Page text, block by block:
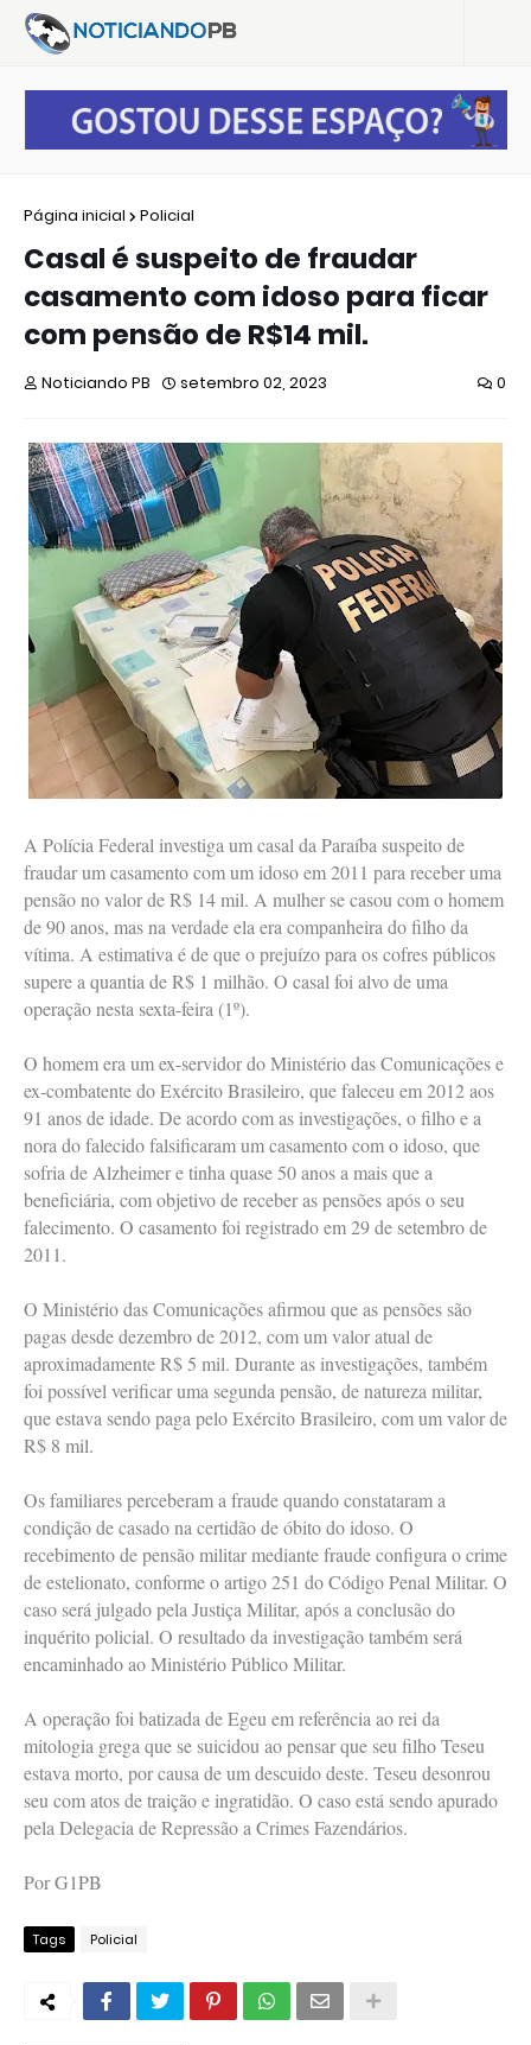
Página inicial Policial
Casal é suspeito de fraudar
casamento com idoso para ficar
com pensão de R$14 mil.
Noticiando PB setembro 02, 2023 0
A Polícia Federal investiga um casal da Paraíba suspeito de
fraudar um casamento com um idoso em 2011 para receber uma
pensão no valor de R$ 14 mil. A mulher se casou com o homem
de 90 anos, mas na verdade ela era companheira do filho da
vítima. A estimativa é de que o prejuízo para os cofres públicos
supere a quantia de R$ 1 milhão. O casal foi alvo de uma
operação nesta sexta-feira (1º).
O homem era um ex-servidor do Ministério das Comunicações e
ex-combatente do Exército Brasileiro, que faleceu em 2012 aos
91 anos de idade. De acordo com as investigações, o filho e a
nora do falecido falsificaram um casamento com o idoso, que
sofria de Alzheimer e tinha quase 50 anos a mais que a
beneficiária, com objetivo de receber as pensões após o seu
falecimento. O casamento foi registrado em 29 de setembro de
2011.
O Ministério das Comunicações afirmou que as pensões são
pagas desde dezembro de 2012, com um valor atual de
aproximadamente R$ 5 mil. Durante as investigações, também
foi possível verificar uma segunda pensão, de natureza militar,
que estava sendo paga pelo Exército Brasileiro, com um valor de
R$ 8 mil.
Os familiares perceberam a fraude quando constataram a
condição de casado na certidão de óbito do idoso. O
recebimento de pensão militar mediante fraude configura o crime
de estelionato, conforme o artigo 251 do Código Penal Militar. O
caso será julgado pela Justiça Militar, após a conclusão do
inquérito policial. O resultado da investigação também será
encaminhado ao Ministério Público Militar.
A operação foi batizada de Egeu em referência ao rei da
mitologia grega que se suicidou ao pensar que seu filho Teseu
estava morto, por causa de um descuido deste. Teseu desonrou
seu com atos de traição e ingratidão. O caso está sendo apurado
pela Delegacia de Repressão a Crimes Fazendários.
Por G1PB
Tags Policial